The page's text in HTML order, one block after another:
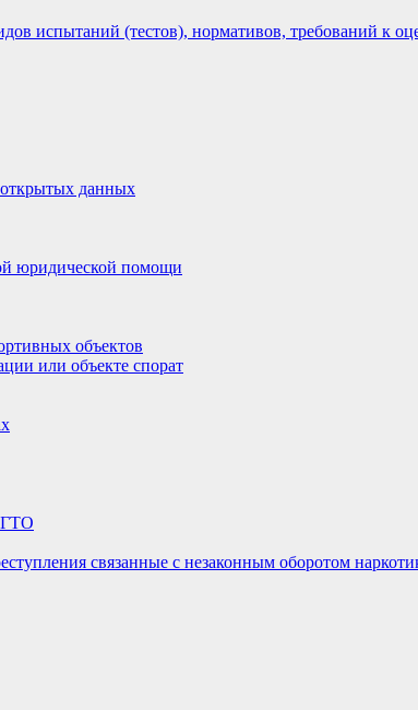
испытаний (тестов), нормативов, требований к
данных
юридической помощи
объектов
или объекте спорат
ГТО
связанные с незаконным оборотом